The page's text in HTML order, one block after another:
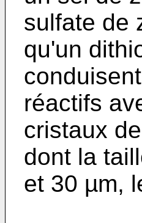
sulfate de
qu'un
réactifs
cristaux
dont la
et 30 µm,